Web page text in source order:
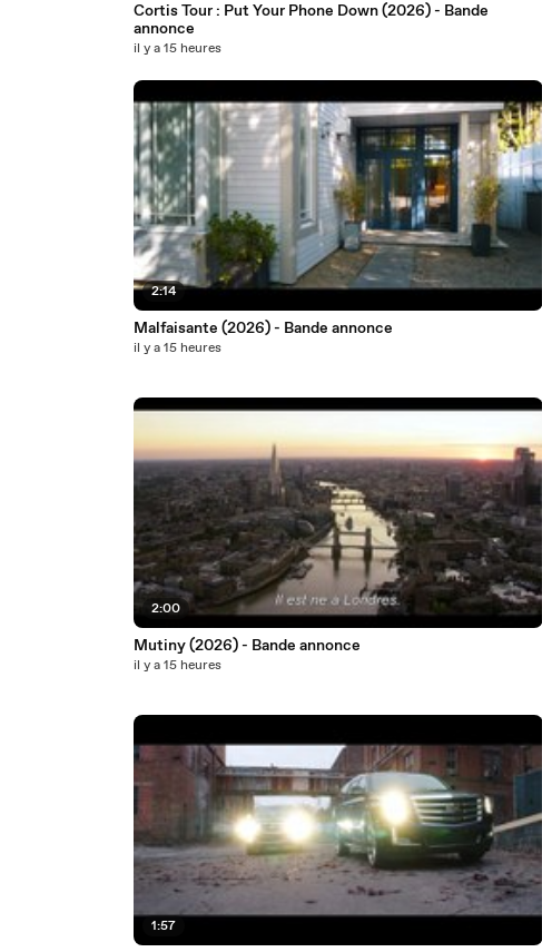
Cortis Tour : Put Your Phone Down (2026) - Bande
annonce
il y a 15 heures
2:14
Malfaisante (2026) - Bande annonce
il y a 15 heures
2:00
Mutiny (2026) - Bande annonce
il y a 15 heures
1:57